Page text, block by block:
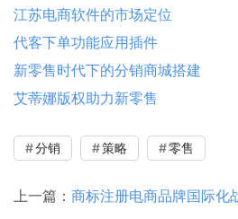
江苏电商软件的市场定位
代客下单功能应用插件
新零售时代下的分销商城搭建
艾蒂娜版权助力新零售
分销 策略 零售
上一篇： 商标注册电商品牌国际化